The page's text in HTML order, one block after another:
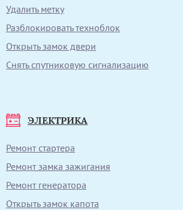
Удалить метку
Разблокировать техноблок
Открыть замок двери
Снять спутниковую сигнализацию
ЭЛЕКТРИКА
Ремонт стартера
Ремонт замка зажигания
Ремонт генератора
Открыть замок капота